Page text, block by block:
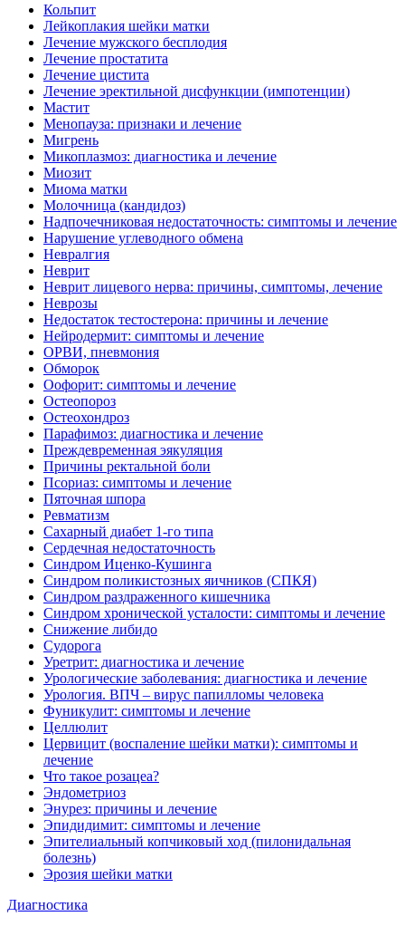
Кольпит
Лейкоплакия шейки матки
Лечение мужского бесплодия
Лечение простатита
Лечение цистита
Лечение эректильной дисфункции (импотенции)
Мастит
Менопауза: признаки и лечение
Мигрень
Микоплазмоз: диагностика и лечение
Миозит
Миома матки
Молочница (кандидоз)
Надпочечниковая недостаточность: симптомы и лечение
Нарушение углеводного обмена
Невралгия
Неврит
Неврит лицевого нерва: причины, симптомы, лечение
Неврозы
Недостаток тестостерона: причины и лечение
Нейродермит: симптомы и лечение
ОРВИ, пневмония
Обморок
Оофорит: симптомы и лечение
Остеопороз
Остеохондроз
Парафимоз: диагностика и лечение
Преждевременная эякуляция
Причины ректальной боли
Псориаз: симптомы и лечение
Пяточная шпора
Ревматизм
Сахарный диабет 1-го типа
Сердечная недостаточность
Синдром Иценко-Кушинга
Синдром поликистозных яичников (СПКЯ)
Синдром раздраженного кишечника
Синдром хронической усталости: симптомы и лечение
Снижение либидо
Судорога
Уретрит: диагностика и лечение
Урологические заболевания: диагностика и лечение
Урология. ВПЧ – вирус папилломы человека
Фуникулит: симптомы и лечение
Целлюлит
Цервицит (воспаление шейки матки): симптомы и
лечение
Что такое розацеа?
Эндометриоз
Энурез: причины и лечение
Эпидидимит: симптомы и лечение
Эпителиальный копчиковый ход (пилонидальная
болезнь)
Эрозия шейки матки
Диагностика